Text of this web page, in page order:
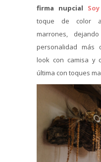
firma nupcial
toque de color
marrones,
personalidad más
look con camisa y
última con toques